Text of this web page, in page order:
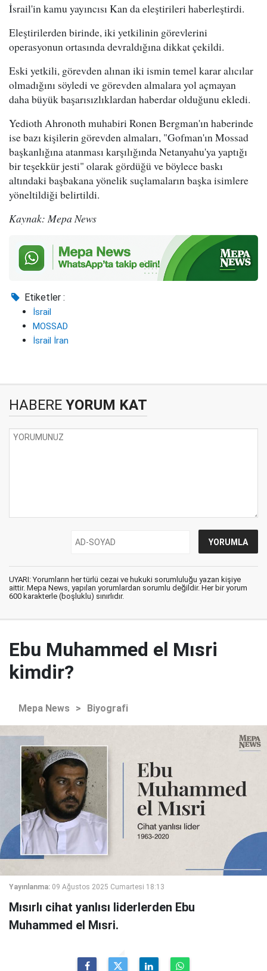
İsrail'in kamu yayıncısı Kan da eleştirileri haberleştirdi.
Eleştirilerden birinde, iki yetkilinin görevlerini
operasyonun ortasında devraldığına dikkat çekildi.
Eski yetkili, görevden alınan iki ismin temel karar alıcılar
olmadığını söyledi ve görevden almalara yol açmayan
daha büyük başarısızlıklardan haberdar olduğunu ekledi.
Yedioth Ahronoth muhabiri Ronen Bergman'ın haberinde
ise bazı kişilerin görevden almaları, "Gofman'ın Mossad
başkanlığına atanması karşılığında Netanyahu'ya yaptığı
bir teşekkür jesti" olarak gördüğü ve böylece baskı
altındaki başbakana yönelik suçlamaların başka isimlere
yöneltildiği belirtildi.
Kaynak: Mepa News
Etiketler :
İsrail
MOSSAD
İsrail İran
HABERE YORUM KAT
UYARI: Yorumların her türlü cezai ve hukuki sorumluluğu yazan kişiye
aittir. Mepa News, yapılan yorumlardan sorumlu değildir. Her bir yorum
600 karakterle (boşluklu) sınırlıdır.
Ebu Muhammed el Mısri
kimdir?
Mepa News > Biyografi
Yayınlanma: 09 Ağustos 2025 Cumartesi 18:13
Mısırlı cihat yanlısı liderlerden Ebu
Muhammed el Mısri.